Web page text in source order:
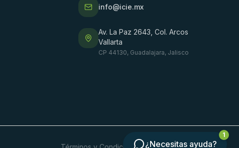
info@icie.mx
Av. La Paz 2643, Col. Arcos
Vallarta
CP 44130, Guadalajara, Jalisco
1
¿Necesitas ayuda?